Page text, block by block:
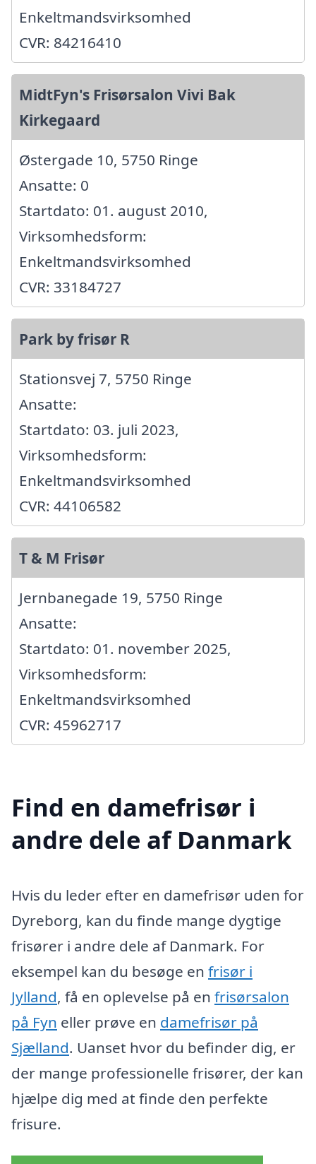
Enkeltmandsvirksomhed
CVR: 84216410
MidtFyn's Frisørsalon Vivi Bak
Kirkegaard
Østergade 10, 5750 Ringe
Ansatte: 0
Startdato: 01. august 2010,
Virksomhedsform:
Enkeltmandsvirksomhed
CVR: 33184727
Park by frisør R
Stationsvej 7, 5750 Ringe
Ansatte:
Startdato: 03. juli 2023,
Virksomhedsform:
Enkeltmandsvirksomhed
CVR: 44106582
T & M Frisør
Jernbanegade 19, 5750 Ringe
Ansatte:
Startdato: 01. november 2025,
Virksomhedsform:
Enkeltmandsvirksomhed
CVR: 45962717
Find en damefrisør i
andre dele af Danmark
Hvis du leder efter en damefrisør uden for
Dyreborg, kan du finde mange dygtige
frisører i andre dele af Danmark. For
eksempel kan du besøge en frisør i
Jylland, få en oplevelse på en frisørsalon
på Fyn eller prøve en damefrisør på
Sjælland. Uanset hvor du befinder dig, er
der mange professionelle frisører, der kan
hjælpe dig med at finde den perfekte
frisure.